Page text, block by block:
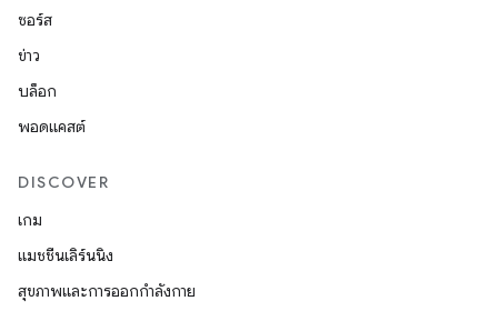
ซอร์ส
ข่าว
บล็อก
พอดแคสต์
DISCOVER
เกม
แมชชีนเลิร์นนิง
สุขภาพและการออกกำลังกาย